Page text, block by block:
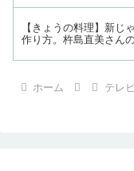
【きょうの料理】新じ
作り方。杵島直美さん
ホーム テレ